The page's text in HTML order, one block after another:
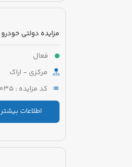
فعال
مرکزی - اراک
کد مزایده : 5221007478000035
اطلاعات بیشتر